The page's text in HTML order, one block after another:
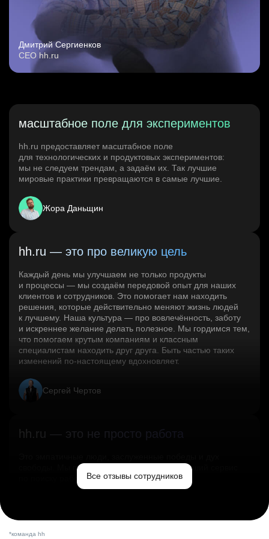
Дмитрий Сергиенков
CEO hh.ru
масштабное поле для экспериментов
hh.ru предоставляет масштабное поле
для технологических и продуктовых экспериментов:
мы не следуем трендам, а задаём их. Так лучшие
мировые практики превращаются в самые лучшие.
Жора Даньщин
hh.ru — это про великую цель
Каждый день мы улучшаем не только продукты
и процессы — мы создаём передовой опыт для наших
клиентов и сотрудников. Это помогает нам находить
решения, которые действительно меняют жизнь людей
к лучшему. Наша культура — про вовлечённость, заботу
и искреннее желание делать полезное. Мы гордимся тем,
что помогаем крутым компаниям и классным
специалистам находить друг друга. Быть частью таких
изменений по‑настоящему вдохновляет.
Сергей Чертов
hh.ru — это не просто работа
свободы. Мы помогаем миру и создаём лучший сервис
по поиску работы в стране.Все отзывы сотрудников
*команда hh